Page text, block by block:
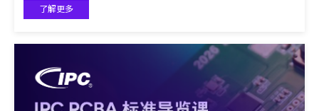
了解更多